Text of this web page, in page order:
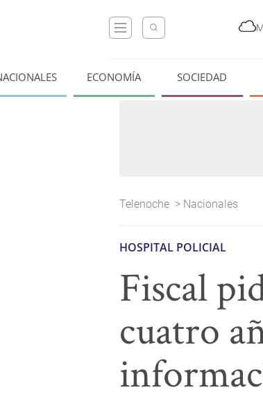
ECONOMÍA SOCIEDAD
Telenoche > Nacionales
HOSPITAL POLICIAL
Fiscal
cuatro